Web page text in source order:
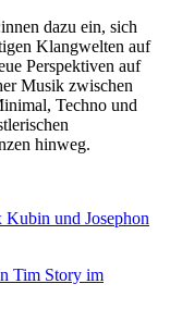
dazu ein, sich
Klangwelten auf
Perspektiven auf
Musik zwischen
Techno und
hinweg.
und Josephon
Tim Story im